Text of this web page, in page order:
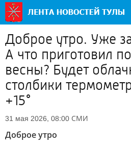
Доброе утро. Уже
А что приготовил
весны? Будет
столбики
+15°
31 мая 2026, 08:00 СМИ
Доброе утро